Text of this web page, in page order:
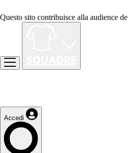
Questo sito contribuisce alla audience de
Accedi